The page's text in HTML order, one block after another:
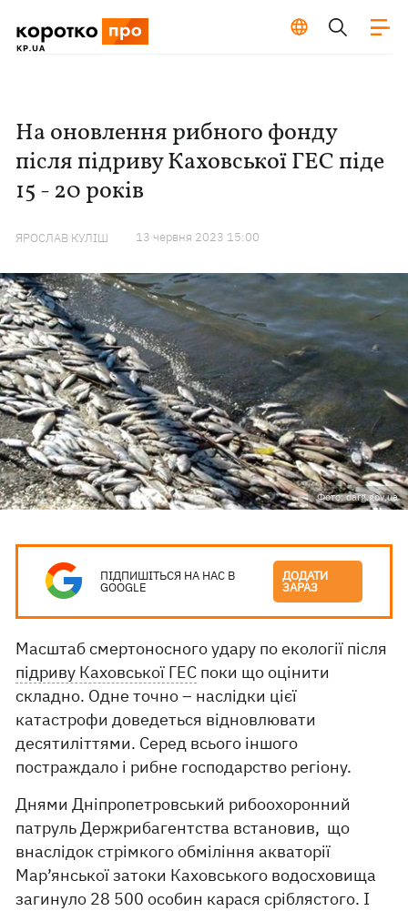
На оновлення рибного фонду
після підриву Каховської ГЕС піде
15 - 20 років
ЯРОСЛАВ КУЛІШ 13 червня 2023 15:00
Фото: darg.gov.ua
ПІДПИШІТЬСЯ НА НАС В
GOOGLE
ДОДАТИ
ЗАРАЗ
Масштаб смертоносного удару по екології після
підриву Каховської ГЕС поки що оцінити
складно. Одне точно – наслідки цієї
катастрофи доведеться відновлювати
десятиліттями. Серед всього іншого
постраждало і рибне господарство регіону.
Днями Дніпропетровський рибоохоронний
патруль Держрибагентства встановив, що
внаслідок стрімкого обміління акваторії
Мар’янської затоки Каховського водосховища
загинуло 28 500 особин карася сріблястого. І